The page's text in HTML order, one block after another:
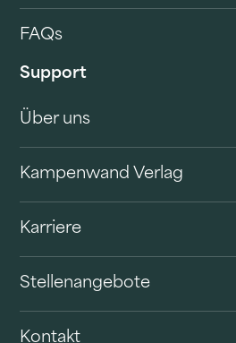
FAQs
Support
Über uns
Kampenwand Verlag
Karriere
Stellenangebote
Kontakt